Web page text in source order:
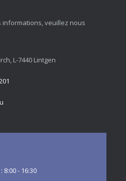
informations, veuillez nous
L-7440 Lintgen
8:00 - 16:30